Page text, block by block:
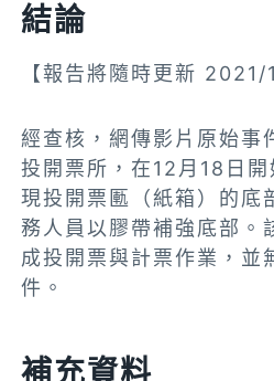
結論
【報告將隨時更新 2021/
經查核，網傳影片原始事
投開票所，在12月18日
現投開票匭（紙箱）的底
務人員以膠帶補強底部。
成投開票與計票作業，並
件。
補充資料